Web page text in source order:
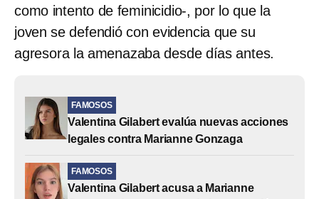
como intento de feminicidio-, por lo que la
joven se defendió con evidencia que su
agresora la amenazaba desde días antes.
FAMOSOS
Valentina Gilabert evalúa nuevas acciones
legales contra Marianne Gonzaga
FAMOSOS
Valentina Gilabert acusa a Marianne